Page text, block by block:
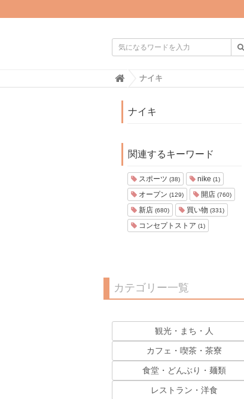
H
ナイキ
ナイキ
関連するキーワード
スポーツ (38) nike (1)
オープン (129) 開店 (760)
新店 (680) 買い物 (331)
コンセプトストア (1)
カテゴリー一覧
観光・まち・人
カフェ・喫茶・茶寮
食堂・どんぶり・麺類
レストラン・洋食